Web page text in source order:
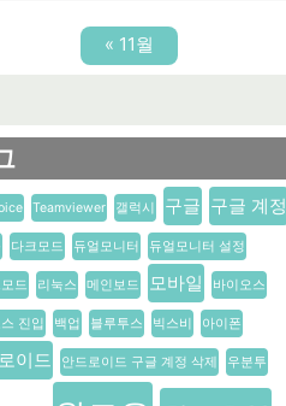
« 11월
Teamviewer 갤럭시 구글 구글 계정
다크모드 듀얼모니터 듀얼모니터 설정
드 리눅스 메인보드 모바일 바이오스
진입 백업 블루투스 빅스비 아이폰
이드 안드로이드 구글 계정 삭제 우분투